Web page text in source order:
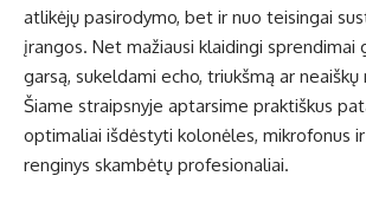
atlikėjų pasirodymo, bet ir nuo teisingai
įrangos. Net mažiausi klaidingi sprendimai
garsą, sukeldami echo, triukšmą ar
Šiame straipsnyje aptarsime praktiškus
optimaliai išdėstyti kolonėles, mikrofonus
renginys skambėtų profesionaliai.